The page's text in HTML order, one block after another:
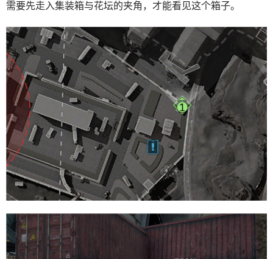
需要先走入集装箱与花坛的夹角，才能看见这个箱子。